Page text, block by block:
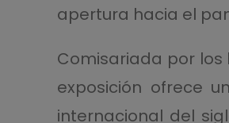
apertura hacia el
Comisariada por los
exposición ofrece
internacional del